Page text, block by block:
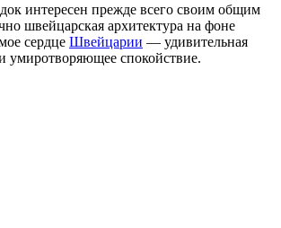
интересен прежде всего своим общим
швейцарская архитектура на фоне
сердце Швейцарии — удивительная
умиротворяющее спокойствие.